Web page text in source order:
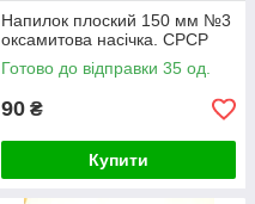
Напилок плоский 150 мм №3
оксамитова насічка. СРСР
Готово до відправки 35 од.
90 ₴
Купити